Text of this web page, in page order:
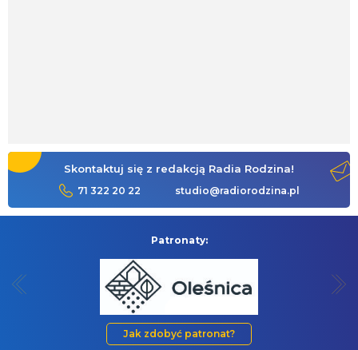
Skontaktuj się z redakcją Radia Rodzina!
71 322 20 22 studio@radiorodzina.pl
Patronaty:
Jak zdobyć patronat?